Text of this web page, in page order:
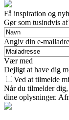
Få inspiration og
Gør som tusindvis
Angiv din e-
Vær med
Dejligt at have dig
Ved at tilmelde
Når du tilmelder
dine oplysninger.